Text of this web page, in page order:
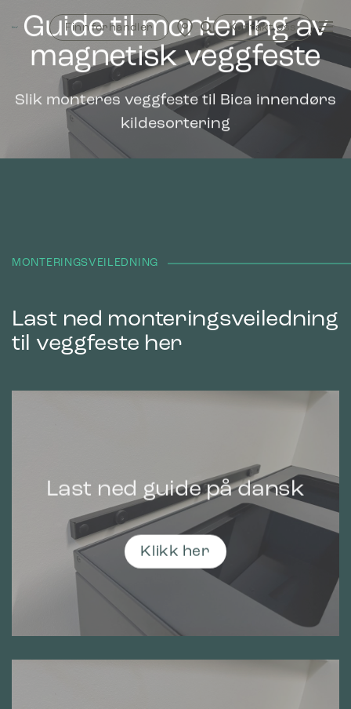
Finn forhandler Kontakt oss
Guide til montering av
magnetisk veggfeste
Slik monteres veggfeste til Bica innendørs
kildesortering
MONTERINGSVEILEDNING
Last ned monteringsveiledning
til veggfeste her
Last ned guide på dansk
Klikk her